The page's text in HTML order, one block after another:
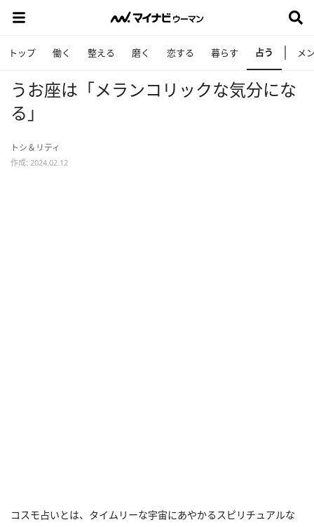
トップ 働く 整える 磨く 恋する 暮らす 占う メ
うお座は「メランコリックな気分にな
る」
トシ＆リティ
作成: 2024.02.12
コスモ占いとは、タイムリーな宇宙にあやかるスピリチュアルな